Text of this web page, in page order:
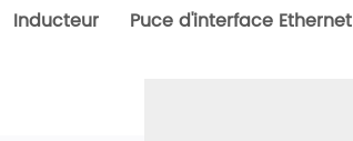
Inducteur Puce d'interface Ethernet